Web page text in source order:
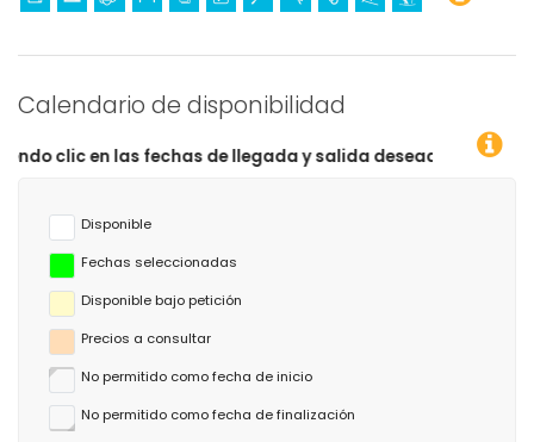
Calendario de disponibilidad
fechas de llegada y salida deseadas!
Disponible
Fechas seleccionadas
Disponible bajo petición
Precios a consultar
No permitido como fecha de inicio
No permitido como fecha de finalización